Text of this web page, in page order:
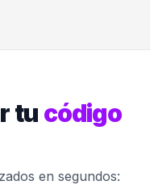
tu código
en segundos: